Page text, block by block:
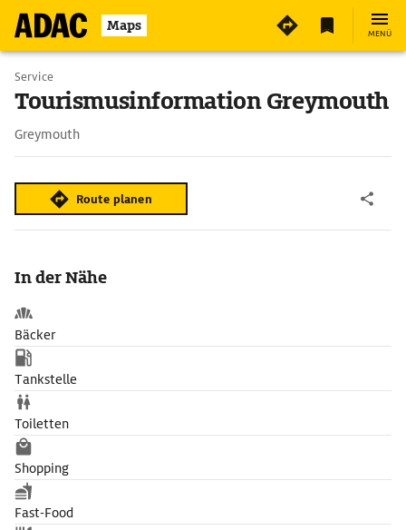
Maps MENÜ
Service
Tourismusinformation Greymouth
Greymouth
Route planen
In der Nähe
Bäcker
Tankstelle
Toiletten
Shopping
Fast-Food